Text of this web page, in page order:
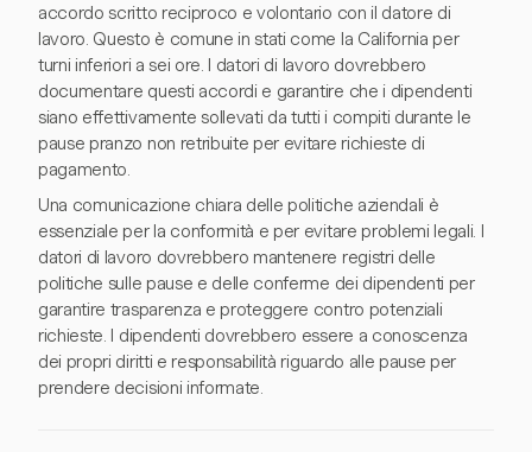
accordo scritto reciproco e volontario con il datore di
lavoro. Questo è comune in stati come la California per
turni inferiori a sei ore. I datori di lavoro dovrebbero
documentare questi accordi e garantire che i dipendenti
siano effettivamente sollevati da tutti i compiti durante le
pause pranzo non retribuite per evitare richieste di
pagamento.
Una comunicazione chiara delle politiche aziendali è
essenziale per la conformità e per evitare problemi legali. I
datori di lavoro dovrebbero mantenere registri delle
politiche sulle pause e delle conferme dei dipendenti per
garantire trasparenza e proteggere contro potenziali
richieste. I dipendenti dovrebbero essere a conoscenza
dei propri diritti e responsabilità riguardo alle pause per
prendere decisioni informate.